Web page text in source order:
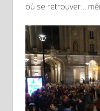
où se retrouver…